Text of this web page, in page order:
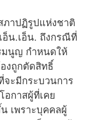
ภาปฏิรูปแห่งชาติ
อ็น.เอ็น. ถึงกรณีที่
มนูญ กำหนดให้
งถูกตัดสิทธิ์
จะมีกระบวนการ
อกาสผู้ที่เคย
เพราะบุคคลผู้